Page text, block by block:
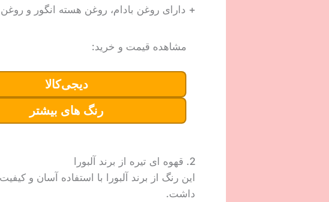
+ دارای روغن بادام، روغن هسته انگور و روغن
مشاهده قیمت و خرید:
دیجی‌کالا
رنگ های بیشتر
2. قهوه ای تیره از برند آلبورا
این رنگ از برند آلبورا با استفاده آسان و
داشت.